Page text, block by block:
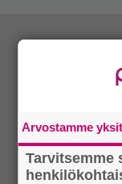
Arvostamme
Tarvitsemme